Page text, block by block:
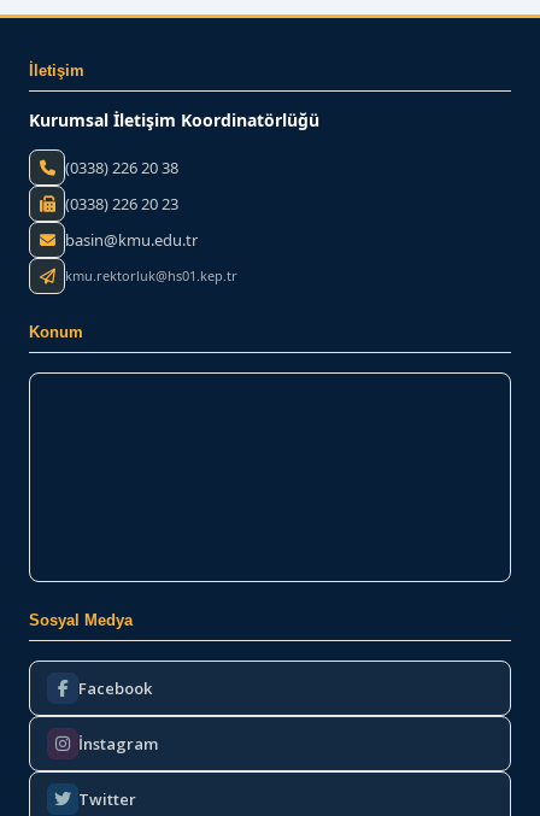
İletişim
Kurumsal İletişim Koordinatörlüğü
(0338) 226 20 38
(0338) 226 20 23
basin@kmu.edu.tr
kmu.rektorluk@hs01.kep.tr
Konum
Sosyal Medya
Facebook
İnstagram
Twitter